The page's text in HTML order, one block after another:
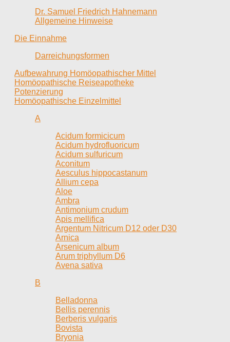
Dr. Samuel Friedrich Hahnemann
Allgemeine Hinweise
Die Einnahme
Darreichungsformen
Aufbewahrung Homöopathischer Mittel
Homöopathische Reiseapotheke
Potenzierung
Homöopathische Einzelmittel
A
Acidum formicicum
Acidum hydrofluoricum
Acidum sulfuricum
Aconitum
Aesculus hippocastanum
Allium cepa
Aloe
Ambra
Antimonium crudum
Apis mellifica
Argentum Nitricum D12 oder D30
Arnica
Arsenicum album
Arum triphyllum D6
Avena sativa
B
Belladonna
Bellis perennis
Berberis vulgaris
Bovista
Bryonia